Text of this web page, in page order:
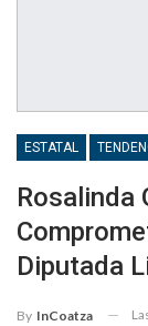
ESTATAL
Rosalinda
Diputada
By InCoatza